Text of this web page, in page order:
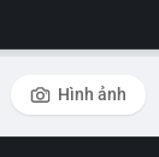
Hình ảnh